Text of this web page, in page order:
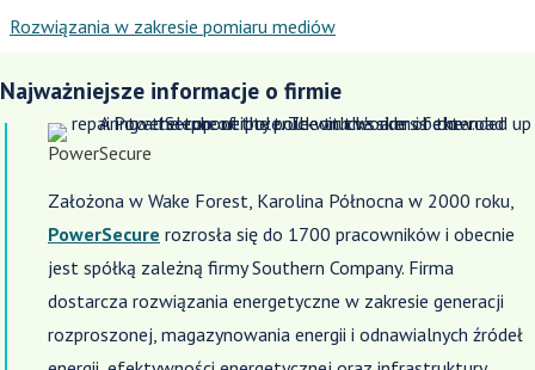
Rozwiązania w zakresie pomiaru mediów
Najważniejsze informacje o firmie
PowerSecure
Założona w Wake Forest, Karolina Północna w 2000 roku,
PowerSecure rozrosła się do 1700 pracowników i obecnie
jest spółką zależną firmy Southern Company. Firma
dostarcza rozwiązania energetyczne w zakresie generacji
rozproszonej, magazynowania energii i odnawialnych źródeł